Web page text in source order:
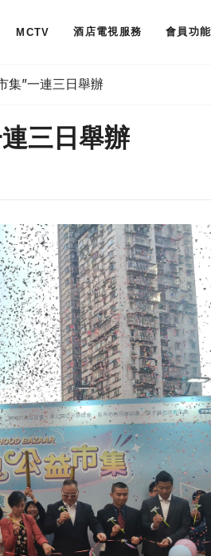
MCTV 酒店電視服務 會員功能
集”一連三日舉辦
三日舉辦